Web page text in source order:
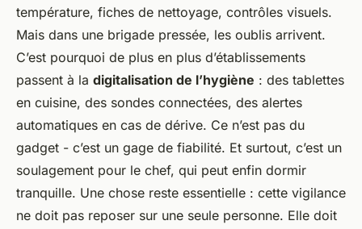
température, fiches de nettoyage, contrôles visuels.
Mais dans une brigade pressée, les oublis arrivent.
C’est pourquoi de plus en plus d’établissements
passent à la digitalisation de l’hygiène : des tablettes
en cuisine, des sondes connectées, des alertes
automatiques en cas de dérive. Ce n’est pas du
gadget - c’est un gage de fiabilité. Et surtout, c’est un
soulagement pour le chef, qui peut enfin dormir
tranquille. Une chose reste essentielle : cette vigilance
ne doit pas reposer sur une seule personne. Elle doit